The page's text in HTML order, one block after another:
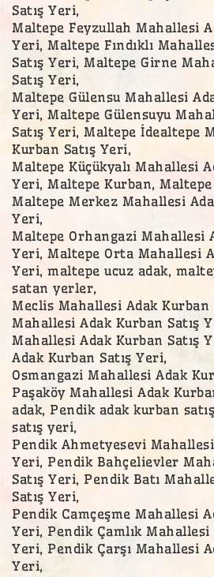
Satış Yeri,
Maltepe Feyzullah Mahallesi
Yeri, Maltepe Fındıklı
Satış Yeri, Maltepe Girne
Satış Yeri,
Maltepe Gülensu Mahallesi
Yeri, Maltepe Gülensuyu
Satış Yeri, Maltepe İdealtepe
Kurban Satış Yeri,
Maltepe Küçükyalı Mahallesi
Yeri, Maltepe Kurban,
Maltepe Merkez Mahallesi
Yeri,
Maltepe Orhangazi Mahallesi
Yeri, Maltepe Orta Mahallesi
Yeri, maltepe ucuz adak,
satan yerler,
Meclis Mahallesi Adak Kurban
Mahallesi Adak Kurban Satış
Mahallesi Adak Kurban Satış
Adak Kurban Satış Yeri,
Osmangazi Mahallesi Adak
Paşaköy Mahallesi Adak
adak, Pendik adak kurban
satış yeri,
Pendik Ahmetyesevi
Yeri, Pendik Bahçelievler
Satış Yeri, Pendik Batı
Satış Yeri,
Pendik Camçeşme Mahallesi
Yeri, Pendik Çamlık Mahallesi
Yeri, Pendik Çarşı Mahallesi
Yeri,